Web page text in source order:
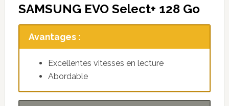
SAMSUNG EVO Select+ 128 Go
Avantages :
Excellentes vitesses en lecture
Abordable